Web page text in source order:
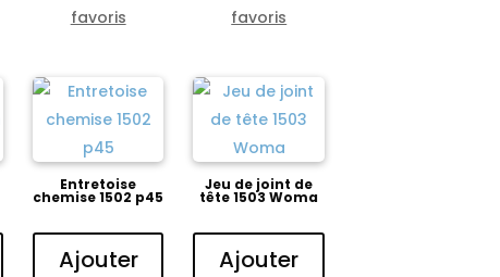
favoris
favoris
Entretoise
chemise 1502 p45
Ajouter
Jeu de joint de
tête 1503 Woma
Ajouter